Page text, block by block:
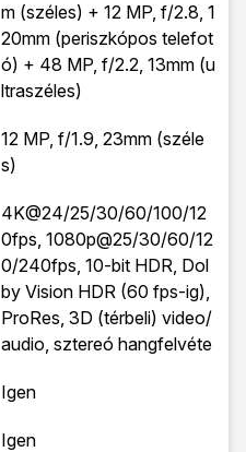
m (széles) + 12 MP, f/2.8, 1
20mm (periszkópos telefot
ó) + 48 MP, f/2.2, 13mm (u
ltraszéles)
12 MP, f/1.9, 23mm (széle
s)
4K@24/25/30/60/100/12
0fps, 1080p@25/30/60/12
0/240fps, 10-bit HDR, Dol
by Vision HDR (60 fps-ig),
ProRes, 3D (térbeli) video/
audio, sztereó hangfelvéte
Igen
Igen